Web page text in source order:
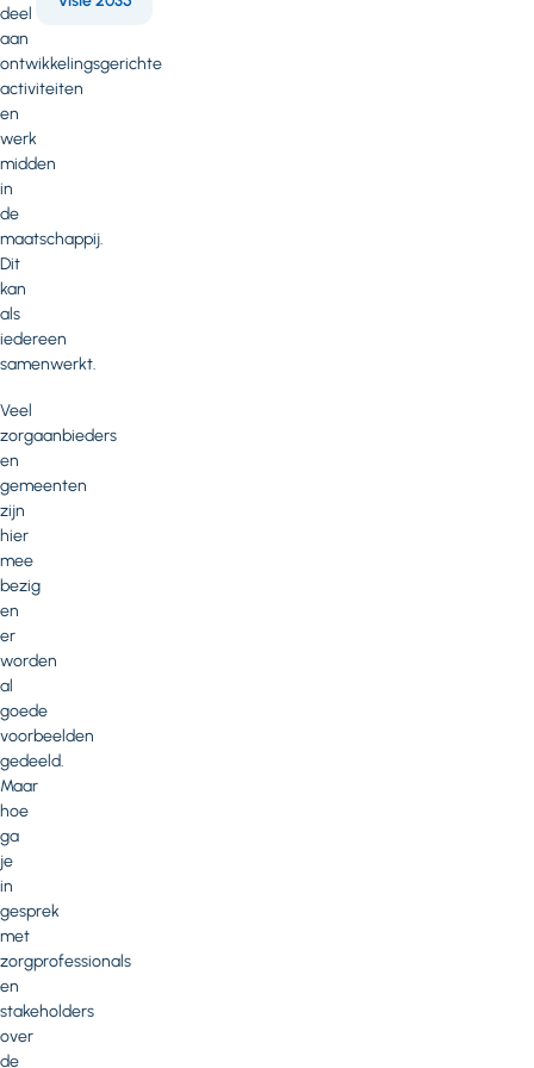
deel
aan
ontwikkelingsgerichte
activiteiten
en
werk
midden
in
de
maatschappij.
Dit
kan
als
iedereen
samenwerkt.
Veel
zorgaanbieders
en
gemeenten
zijn
hier
mee
bezig
en
er
worden
al
goede
voorbeelden
gedeeld.
Maar
hoe
ga
je
in
gesprek
met
zorgprofessionals
en
stakeholders
over
de